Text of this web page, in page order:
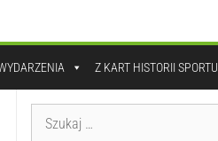
Z KART HISTORII SPORTU